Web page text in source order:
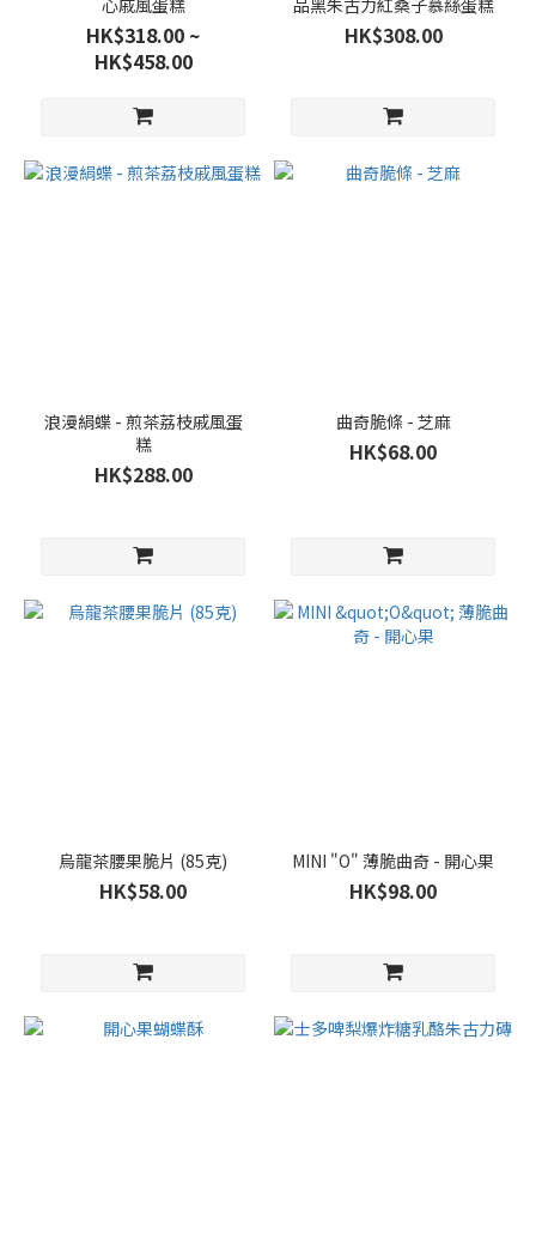
心戚風蛋糕
HK$318.00 ~
HK$458.00
品黑朱古力紅桑子慕絲蛋糕
HK$308.00
浪漫絹蝶 - 煎茶荔枝戚風蛋
糕
HK$288.00
曲奇脆條 - 芝麻
HK$68.00
烏龍茶腰果脆片 (85克)
HK$58.00
MINI "O" 薄脆曲奇 - 開心果
HK$98.00